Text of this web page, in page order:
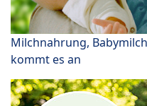
Milchnahrung,
kommt es an